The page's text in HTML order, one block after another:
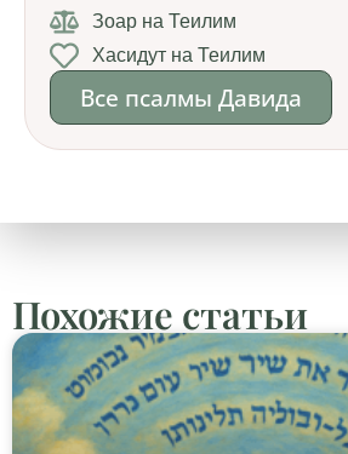
Зоар на Теилим
Хасидут на Теилим
Все псалмы Давида
Похожие статьи